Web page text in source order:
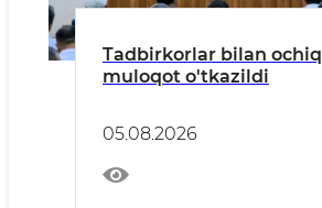
Tadbirkorlar bilan ochiq
muloqot o'tkazildi
05.08.2026